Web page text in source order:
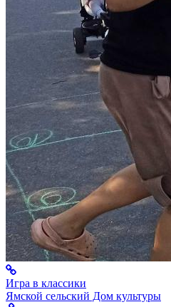
Игра в классики
Ямской сельский Дом культуры